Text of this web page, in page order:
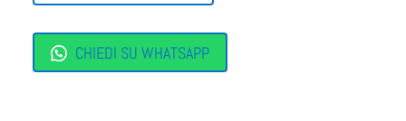
CHIEDI SU WHATSAPP